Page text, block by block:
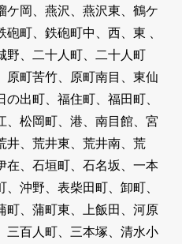
ケ岡、燕沢、燕沢東、鶴ケ
町、鉄砲町中、西、東 、
、二十人町、二十人町
原町苦竹、原町南目、東仙
出町、福住町、福田町、
、松岡町、港、南目館、宮
井、荒井東、荒井南、荒
在、石垣町、石名坂、一本
沖野、表柴田町、卸町、
町、蒲町東、上飯田、河原
三百人町、三本塚、清水小